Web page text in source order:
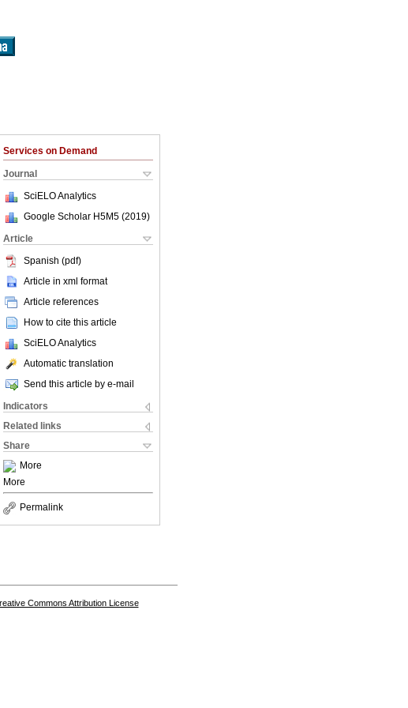
Services on Demand
Journal
SciELO Analytics
Google Scholar H5M5 (2019)
Article
Spanish (pdf)
Article in xml format
Article references
How to cite this article
SciELO Analytics
Automatic translation
Send this article by e-mail
Indicators
Related links
Share
More
More
Permalink
Commons Attribution License